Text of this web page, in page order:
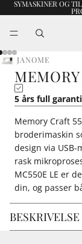
SYMASKINER OG
JANOME
5 års full garanti
Memory Craft
broderimaskin
design via
rask
MC550E LE er
din, og passer
BESKRIVELSE